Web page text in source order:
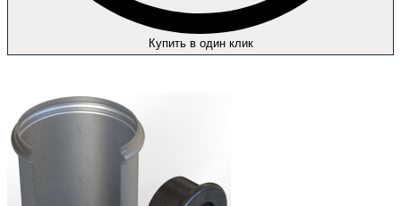
Купить в один клик